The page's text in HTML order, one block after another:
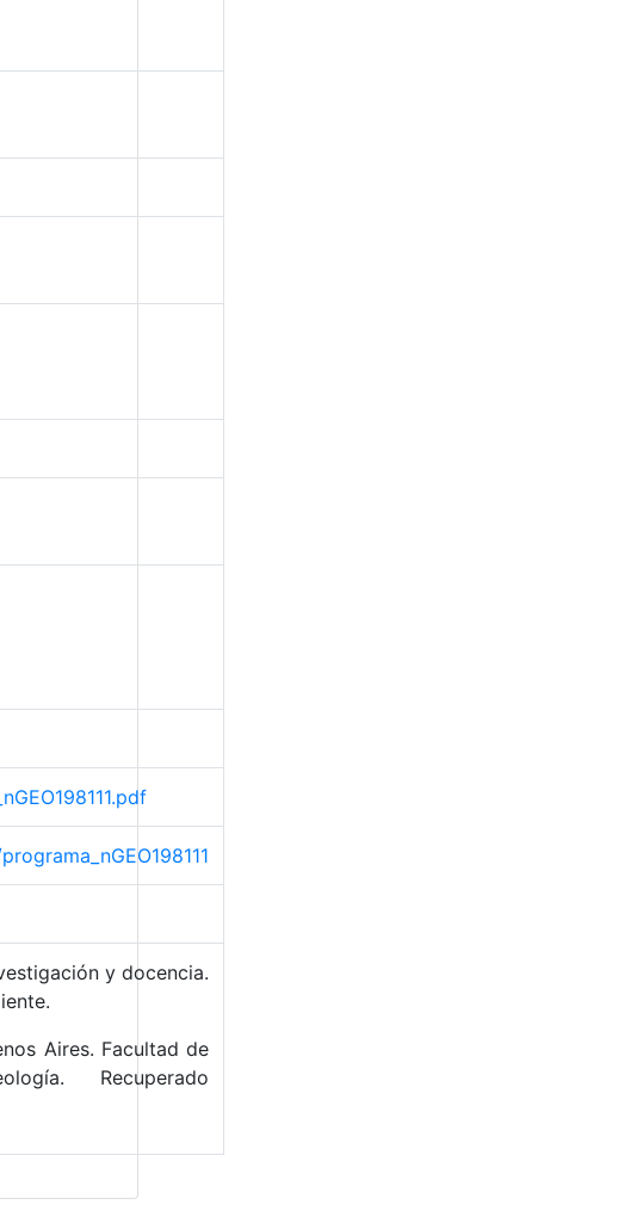
y docencia.
Aires. Facultad de
Recuperado